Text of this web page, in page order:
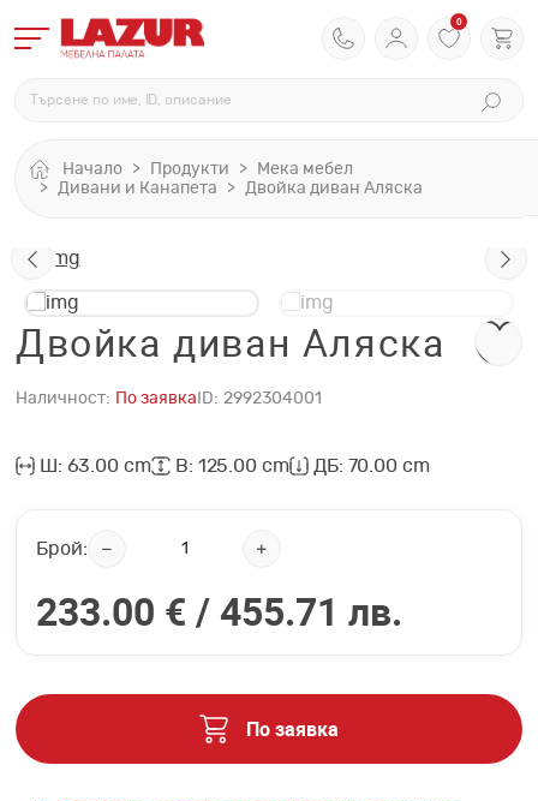
0
Начало Продукти
Мека мебел
Дивани и Канапета
Двойка диван Аляска
Двойка диван Аляска
Наличност: По заявка ID: 2992304001
Ш: 63.00 cm В: 125.00 cm ДБ: 70.00 cm
Брой:
233.00 € / 455.71 лв.
По заявка